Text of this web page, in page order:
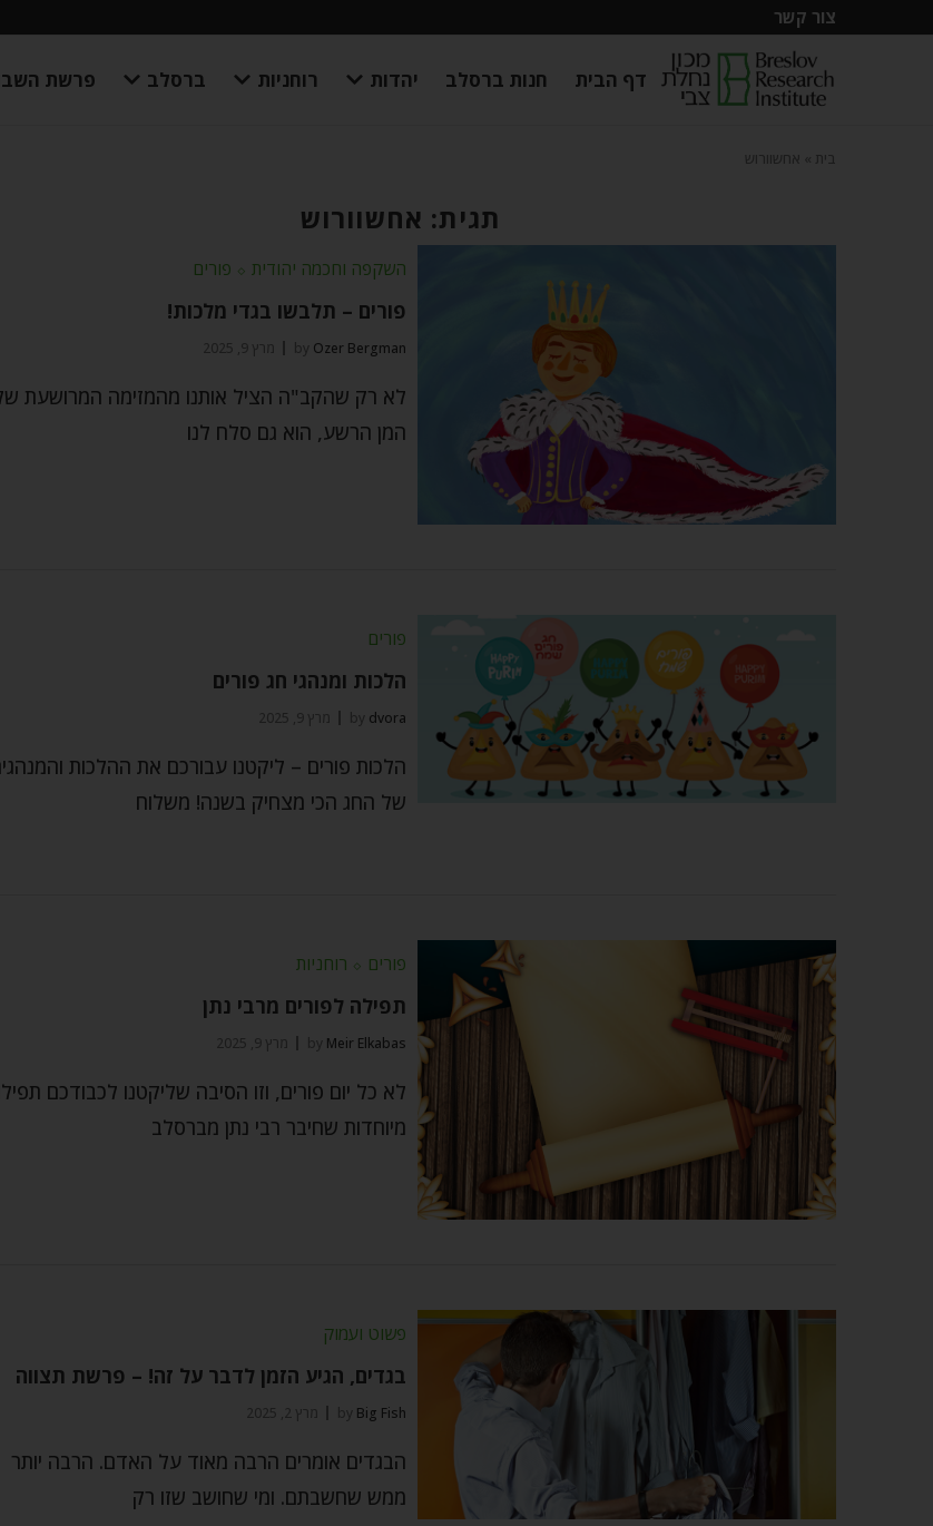
צור קשר
דף הבית חנות ברסלב יהדות רוחניות ברסלב פרשת
בית אחשוורוש
תגית: אחשוורוש
השקפה וחכמה יהודית ⬦ פורים
פורים – תלבשו בגדי מלכות!
by Ozer Bergman מרץ 9, 2025
לא רק שהקב"ה הציל אותנו מהמזימה המרושעת
המן הרשע, הוא גם סלח לנו
פורים
הלכות ומנהגי חג פורים
by dvora מרץ 9, 2025
הלכות פורים – ליקטנו עבורכם את ההלכות
של החג הכי מצחיק בשנה! משלוח
פורים ⬦ רוחניות
תפילה לפורים מרבי נתן
by Meir Elkabas מרץ 9, 2025
לא כל יום פורים, וזו הסיבה שליקטנו לכבודכם
מיוחדות שחיבר רבי נתן מברסלב
פשוט ועמוק
בגדים, הגיע הזמן לדבר על זה! – פרשת תצווה
by Big Fish מרץ 2, 2025
הבגדים אומרים הרבה מאוד על האדם. הרבה יותר
ממש שחשבתם. ומי שחושב שזו רק